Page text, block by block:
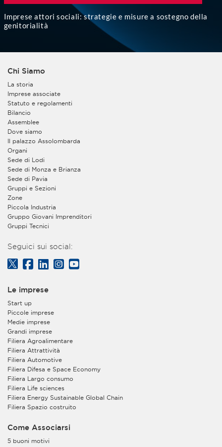
Imprese attori sociali: strategie e misure a sostegno della
genitorialità
Chi Siamo
La storia
Imprese associate
Statuto e regolamenti
Bilancio
Assemblee
Dove siamo
Il palazzo Assolombarda
Organi
Sede di Lodi
Sede di Monza e Brianza
Sede di Pavia
Gruppi e Sezioni
Zone
Piccola Industria
Gruppo Giovani Imprenditori
Gruppi Tecnici
Seguici sui social:
Le imprese
Start up
Piccole imprese
Medie imprese
Grandi imprese
Filiera Agroalimentare
Filiera Attrattività
Filiera Automotive
Filiera Difesa e Space Economy
Filiera Largo consumo
Filiera Life sciences
Filiera Energy Sustainable Global Chain
Filiera Spazio costruito
Come Associarsi
5 buoni motivi